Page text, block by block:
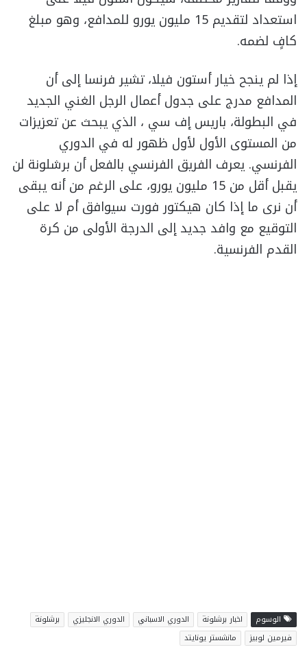
استعداد لتقديم 15 مليون يورو للمدافع، وهو مبلغ
كافٍ لضمه.
إذا لم ينجح خيار أستون فيلا، تشير فرنسا إلى أن
المدافع مدرج على جدول أعمال الرجل الغني الجديد
في البطولة، باريس إف سي ، الذي يبحث عن تعزيزات
من المستوى الأول لأول ظهور له في الدوري
الفرنسي. يعرف الفريق الفرنسي بالفعل أن برشلونة لن
يقبل أقل من 15 مليون يورو، على الرغم من أنه يبقى
أن نرى ما إذا كان هيكتور فورت سيوافق أم لا على
التوقيع مع وافد جديد إلى الدرجة الأولى من كرة
القدم الفرنسية.
الوسوم اخبار برشلونة الدوري الاسباني الدوري الانجليزي
برشلونة
فيرمين لوبيز
مانشستر يونايتد